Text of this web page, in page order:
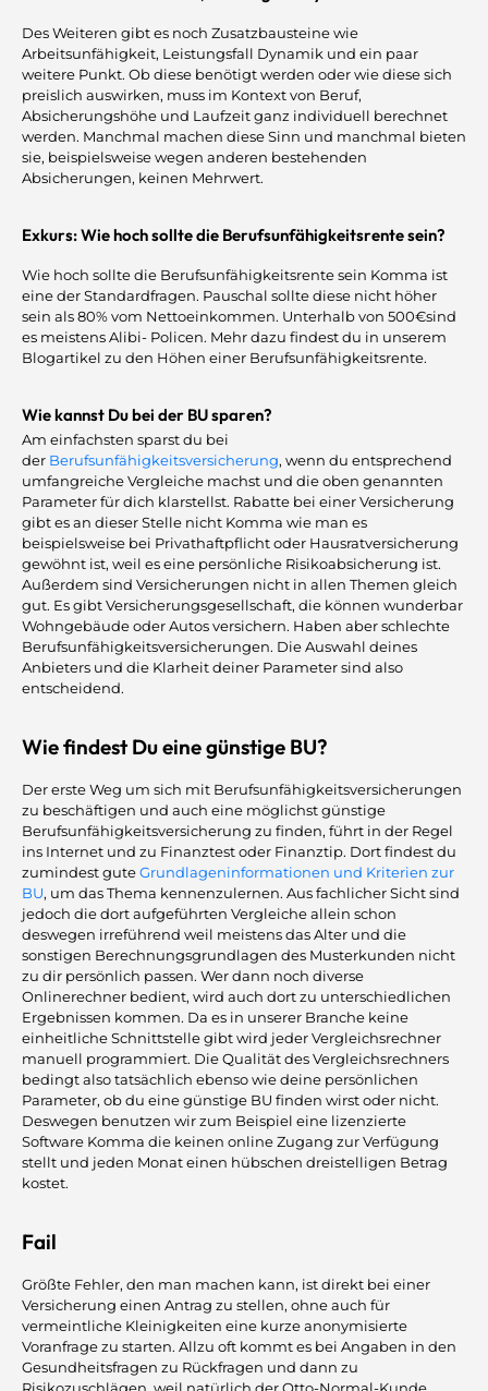
Des Weiteren gibt es noch Zusatzbausteine wie
Arbeitsunfähigkeit, Leistungsfall Dynamik und ein paar
weitere Punkt. Ob diese benötigt werden oder wie diese sich
preislich auswirken, muss im Kontext von Beruf,
Absicherungshöhe und Laufzeit ganz individuell berechnet
werden. Manchmal machen diese Sinn und manchmal bieten
sie, beispielsweise wegen anderen bestehenden
Absicherungen, keinen Mehrwert.
Exkurs: Wie hoch sollte die Berufsunfähigkeitsrente sein?
Wie hoch sollte die Berufsunfähigkeitsrente sein Komma ist
eine der Standardfragen. Pauschal sollte diese nicht höher
sein als 80% vom Nettoeinkommen. Unterhalb von 500€sind
es meistens Alibi- Policen. Mehr dazu findest du in unserem
Blogartikel zu den Höhen einer Berufsunfähigkeitsrente.
Wie kannst Du bei der BU sparen?
Am einfachsten sparst du bei
der Berufsunfähigkeitsversicherung, wenn du entsprechend
umfangreiche Vergleiche machst und die oben genannten
Parameter für dich klarstellst. Rabatte bei einer Versicherung
gibt es an dieser Stelle nicht Komma wie man es
beispielsweise bei Privathaftpflicht oder Hausratversicherung
gewöhnt ist, weil es eine persönliche Risikoabsicherung ist.
Außerdem sind Versicherungen nicht in allen Themen gleich
gut. Es gibt Versicherungsgesellschaft, die können wunderbar
Wohngebäude oder Autos versichern. Haben aber schlechte
Berufsunfähigkeitsversicherungen. Die Auswahl deines
Anbieters und die Klarheit deiner Parameter sind also
entscheidend.
Wie findest Du eine günstige BU?
Der erste Weg um sich mit Berufsunfähigkeitsversicherungen
zu beschäftigen und auch eine möglichst günstige
Berufsunfähigkeitsversicherung zu finden, führt in der Regel
ins Internet und zu Finanztest oder Finanztip. Dort findest du
zumindest guteGrundlageninformationen und Kriterien zur
BU, um das Thema kennenzulernen. Aus fachlicher Sicht sind
jedoch die dort aufgeführten Vergleiche allein schon
deswegen irreführend weil meistens das Alter und die
sonstigen Berechnungsgrundlagen des Musterkunden nicht
zu dir persönlich passen. Wer dann noch diverse
Onlinerechner bedient, wird auch dort zu unterschiedlichen
Ergebnissen kommen. Da es in unserer Branche keine
einheitliche Schnittstelle gibt wird jeder Vergleichsrechner
manuell programmiert. Die Qualität des Vergleichsrechners
bedingt also tatsächlich ebenso wie deine persönlichen
Parameter, ob du eine günstige BU finden wirst oder nicht.
Deswegen benutzen wir zum Beispiel eine lizenzierte
Software Komma die keinen online Zugang zur Verfügung
stellt und jeden Monat einen hübschen dreistelligen Betrag
kostet.
Fail
Größte Fehler, den man machen kann, ist direkt bei einer
Versicherung einen Antrag zu stellen, ohne auch für
vermeintliche Kleinigkeiten eine kurze anonymisierte
Voranfrage zu starten. Allzu oft kommt es bei Angaben in den
Gesundheitsfragen zu Rückfragen und dann zu